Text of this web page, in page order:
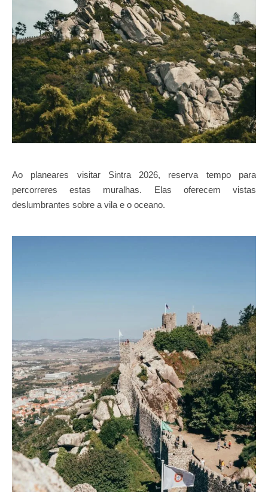
Ao planeares visitar Sintra 2026, reserva tempo para
percorreres estas muralhas. Elas oferecem vistas
deslumbrantes sobre a vila e o oceano.